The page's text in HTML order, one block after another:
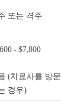
또는 격주
- $7,800
(치료사를 방문
경우)